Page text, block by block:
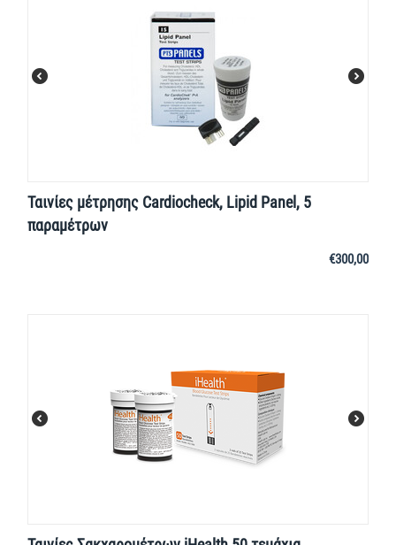
Ταινίες μέτρησης Cardiocheck, Lipid Panel, 5
παραμέτρων
€300,00